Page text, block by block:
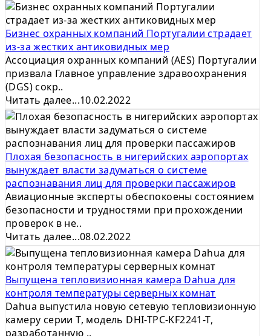
Бизнес охранных компаний Португалии страдает
из-за жестких антиковидных мер
Ассоциация охранных компаний (AES) Португалии
призвала Главное управление здравоохранения
(DGS) сокр..
Читать далее...10.02.2022
Плохая безопасность в нигерийских аэропортах
вынуждает власти задуматься о системе
распознавания лиц для проверки пассажиров
Авиационные эксперты обеспокоены состоянием
безопасности и трудностями при прохождении
проверок в не..
Читать далее...08.02.2022
Выпущена тепловизионная камера Dahua для
контроля температуры серверных комнат
Dahua выпустила новую сетевую тепловизионную
камеру серии T, модель DHI-TPC-KF2241-T,
разработанную ..